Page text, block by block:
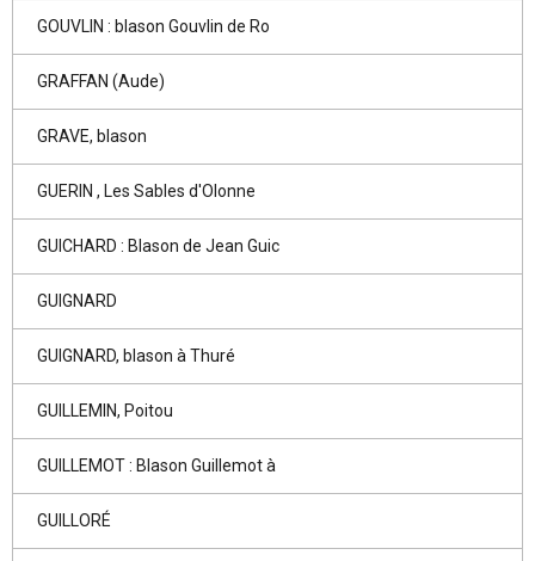
GOUVLIN : blason Gouvlin de Ro
GRAFFAN (Aude)
GRAVE, blason
GUERIN , Les Sables d'Olonne
GUICHARD : Blason de Jean Guic
GUIGNARD
GUIGNARD, blason à Thuré
GUILLEMIN, Poitou
GUILLEMOT : Blason Guillemot à
GUILLORÉ